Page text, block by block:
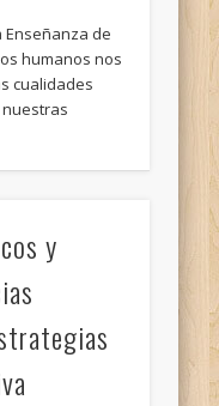
Enseñanza de
humanos nos
cualidades
y